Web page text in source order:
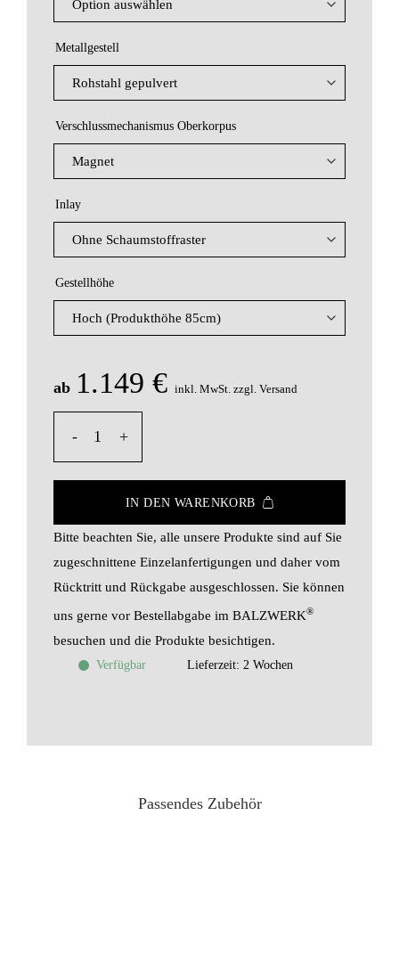
Metallgestell
Verschlussmechanismus Oberkorpus
Inlay
Gestellhöhe
ab 1.149 € inkl. MwSt. zzgl. Versand
IN DEN WARENKORB
Bitte beachten Sie, alle unsere Produkte sind auf Sie
zugeschnittene Einzelanfertigungen und daher vom
Rücktritt und Rückgabe ausgeschlossen. Sie können
uns gerne vor Bestellabgabe im BALZWERK®
besuchen und die Produkte besichtigen.
Verfügbar Lieferzeit: 2 Wochen
Passendes Zubehör